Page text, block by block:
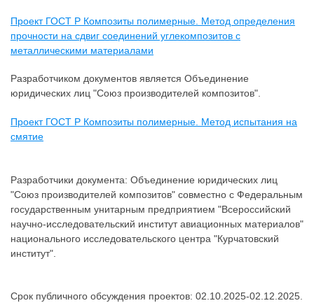
Проект ГОСТ Р Композиты полимерные. Метод определения
прочности на сдвиг соединений углекомпозитов с
металлическими материалами
Разработчиком документов является Объединение
юридических лиц "Союз производителей композитов".
Проект ГОСТ Р Композиты полимерные. Метод испытания на
смятие
Разработчики документа: Объединение юридических лиц
"Союз производителей композитов" совместно с Федеральным
государственным унитарным предприятием "Всероссийский
научно-исследовательский институт авиационных материалов"
национального исследовательского центра "Курчатовский
институт".
Срок публичного обсуждения проектов: 02.10.2025-02.12.2025.